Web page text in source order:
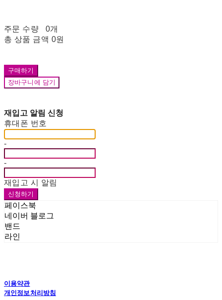
주문 수량
0개
총 상품 금액 0원
구매하기
장바구니에 담기
재입고 알림 신청
휴대폰 번호
-
-
재입고 시 알림
신청하기
페이스북
네이버 블로그
밴드
라인
이용약관
개인정보처리방침